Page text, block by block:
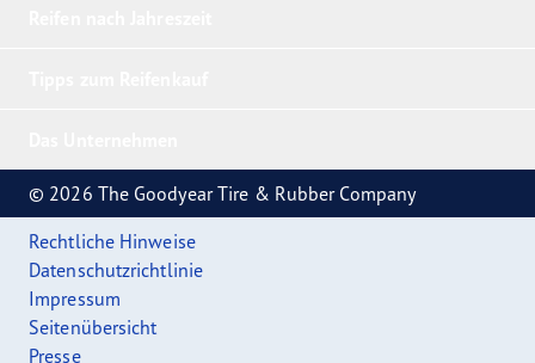
© 2026 The Goodyear Tire & Rubber Company
Rechtliche Hinweise
Datenschutzrichtlinie
Impressum
Seitenübersicht
Presse